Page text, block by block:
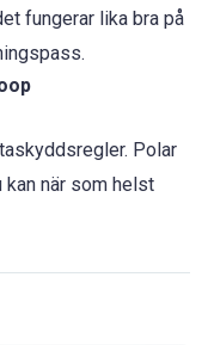
fungerar lika bra på
Polar
när som helst